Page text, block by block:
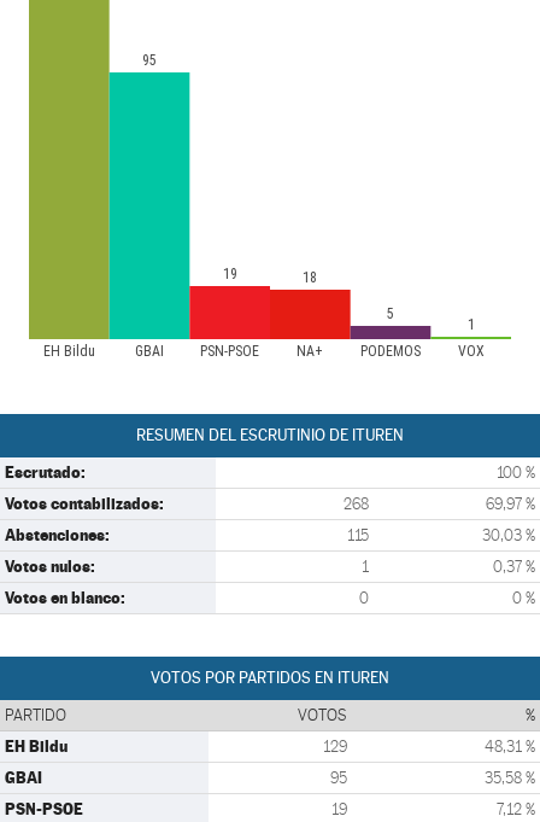
EH Bildu GBAI PSN-PSOE NA+ PODEMOS VOX
95
19 18
5
1
RESUMEN DEL ESCRUTINIO DE ITUREN
Escrutado: 100 %
Votos contabilizados: 268 69,97 %
Abstenciones: 115 30,03 %
Votos nulos: 1 0,37 %
Votos en blanco: 0 0 %
VOTOS POR PARTIDOS EN ITUREN
PARTIDO VOTOS %
EH Bildu 129 48,31 %
GBAI 95 35,58 %
PSN-PSOE 19 7,12 %